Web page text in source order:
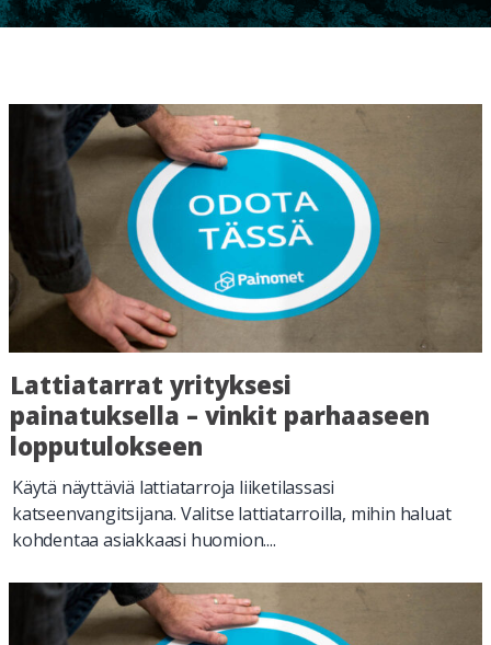
Lattiatarrat yrityksesi
painatuksella – vinkit parhaaseen
lopputulokseen
Käytä näyttäviä lattiatarroja liiketilassasi
katseenvangitsijana. Valitse lattiatarroilla, mihin haluat
kohdentaa asiakkaasi huomion....
Lue lisää